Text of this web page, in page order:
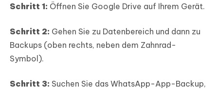
Schritt 1: Öffnen Sie Google Drive auf Ihrem Gerät.
Schritt 2: Gehen Sie zu Datenbereich und dann zu
Backups (oben rechts, neben dem Zahnrad-
Symbol).
Schritt 3: Suchen Sie das WhatsApp-App-Backup,